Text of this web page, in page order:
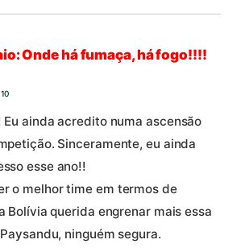
Onde há fumaça, há fogo!!!!
Eu ainda acredito numa ascensão
Sinceramente, eu ainda
esse ano!!
o melhor time em termos de
Bolívia querida engrenar mais essa
ninguém segura.